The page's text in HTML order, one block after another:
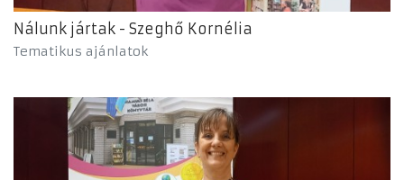
Nálunk jártak - Szeghő Kornélia
Tematikus ajánlatok